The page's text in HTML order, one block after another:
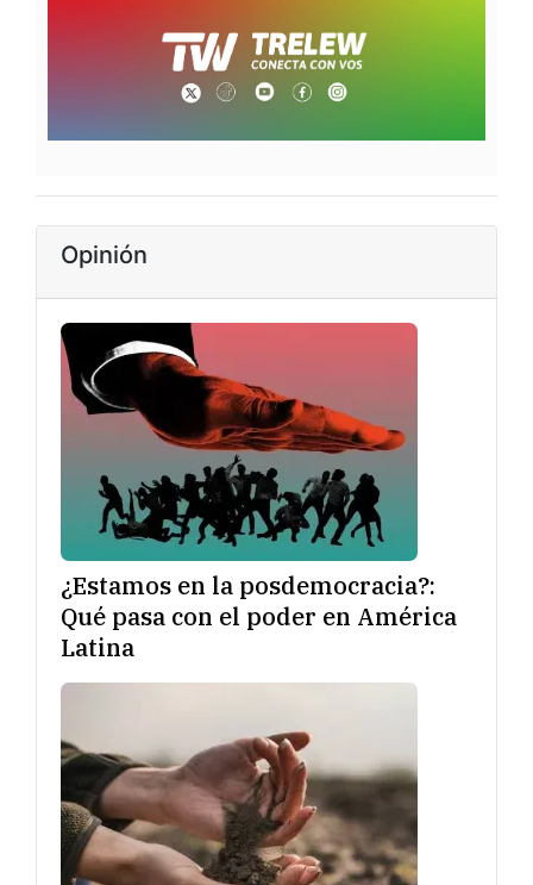
Opinión
¿Estamos en la posdemocracia?:
Qué pasa con el poder en América
Latina